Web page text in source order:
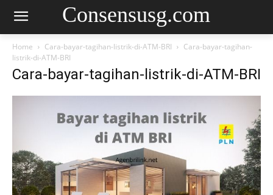
Consensusg.com
Home Cara-bayar-tagihan-listrik-di-ATM-BRI
Cara-bayar-tagihan-
listrik-di-ATM-BRI
Cara-bayar-tagihan-listrik-di-ATM-BRI